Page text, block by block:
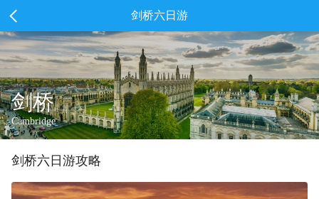
剑桥六日游
剑桥
Cambridge
剑桥六 日游攻略